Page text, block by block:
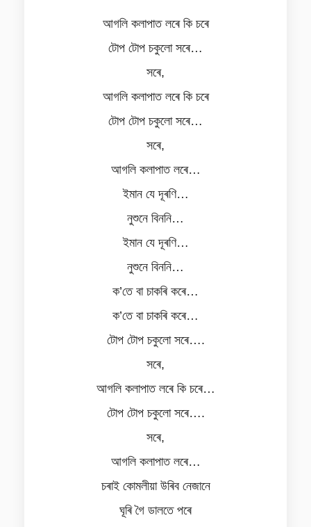
আগলি কলাপাত লৰে কি চৰে
টোপ টোপ চকুলো সৰে…
সৰে,
আগলি কলাপাত লৰে কি চৰে
টোপ টোপ চকুলো সৰে…
সৰে,
আগলি কলাপাত লৰে…
ইমান যে দূৰণি…
নুশুনে বিননি…
ইমান যে দূৰণি…
নুশুনে বিননি…
ক’তে বা চাকৰি কৰে…
ক’তে বা চাকৰি কৰে…
টোপ টোপ চকুলো সৰে….
সৰে,
আগলি কলাপাত লৰে কি চৰে…
টোপ টোপ চকুলো সৰে….
সৰে,
আগলি কলাপাত লৰে…
চৰাই কোমলীয়া উৰিব নেজানে
ঘূৰি গৈ ডালতে পৰে